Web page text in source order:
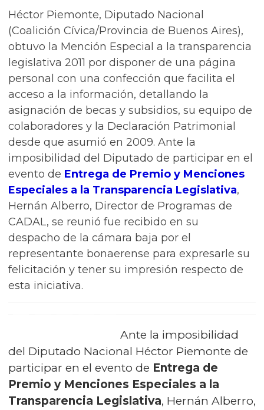
Héctor Piemonte, Diputado Nacional
(Coalición Cívica/Provincia de Buenos Aires),
obtuvo la Mención Especial a la transparencia
legislativa 2011 por disponer de una página
personal con una confección que facilita el
acceso a la información, detallando la
asignación de becas y subsidios, su equipo de
colaboradores y la Declaración Patrimonial
desde que asumió en 2009. Ante la
imposibilidad del Diputado de participar en el
evento de Entrega de Premio y Menciones
Especiales a la Transparencia Legislativa,
Hernán Alberro, Director de Programas de
CADAL, se reunió fue recibido en su
despacho de la cámara baja por el
representante bonaerense para expresarle su
felicitación y tener su impresión respecto de
esta iniciativa.
Ante la imposibilidad
del Diputado Nacional Héctor Piemonte de
participar en el evento de Entrega de
Premio y Menciones Especiales a la
Transparencia Legislativa, Hernán Alberro,